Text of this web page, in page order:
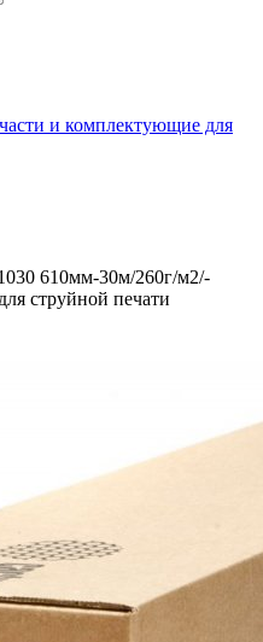
и комплектующие для
610мм-30м/­260г/­м2/­
струйной печати